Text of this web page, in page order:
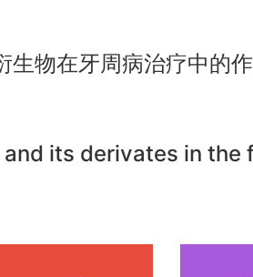
生物在牙周病治疗中的
its derivates in